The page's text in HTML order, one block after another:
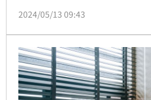
等。此外，今年也特別加碼推出
券」，持券6月底前入住，再
加碼優惠。（記者：楊晏琳）
2024/05/13 09:43